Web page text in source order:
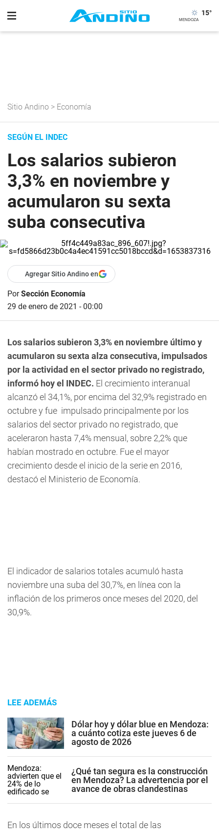
15°
Sitio Andino > Economía
SEGÚN EL INDEC
Los salarios subieron
3,3% en noviembre y
acumularon su sexta
suba consecutiva
Agregar Sitio Andino en
PorSección Economía
29 de enero de 2021 - 00:00
Los salarios subieron 3,3% en noviembre último y
acumularon su sexta alza consecutiva, impulsados
por la actividad en el sector privado no registrado,
informó hoy el INDEC. El crecimiento interanual
alcanzó el 34,1%, por encima del 32,9% registrado en
octubre y fue impulsado principalmente por los
salarios del sector privado no registrado, que
aceleraron hasta 7,4% mensual, sobre 2,2% que
habían mostrado en octubre. Fue el mayor
crecimiento desde el inicio de la serie en 2016,
destacó el Ministerio de Economía.
El indicador de salarios totales acumuló hasta
noviembre una suba del 30,7%, en línea con la
inflación de los primeros once meses del 2020, del
30,9%.
LEE ADEMÁS
Dólar hoy y dólar blue en Mendoza:
a cuánto cotiza este jueves 6 de
agosto de 2026
¿Qué tan segura es la construcción
en Mendoza? La advertencia por el
avance de obras clandestinas
En los últimos doce meses el total de las